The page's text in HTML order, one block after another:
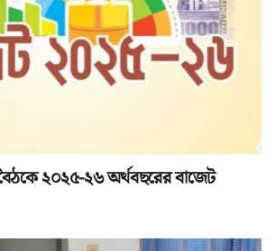
২০২৫-২৬ অর্থবছরের বাজেট